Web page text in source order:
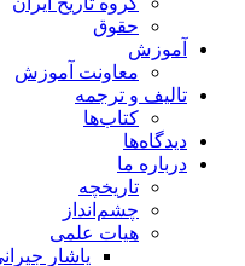
حقوق
آموزش
معاونت آموزش
تالیف و ترجمه
کتاب‌ها
دیدگاه‌ها
درباره ما
تاریخچه
چشم‌انداز
هیات علمی
یاشار